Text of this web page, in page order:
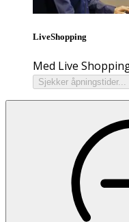
LiveShopping
Med Live
Sjekker åpningstider...